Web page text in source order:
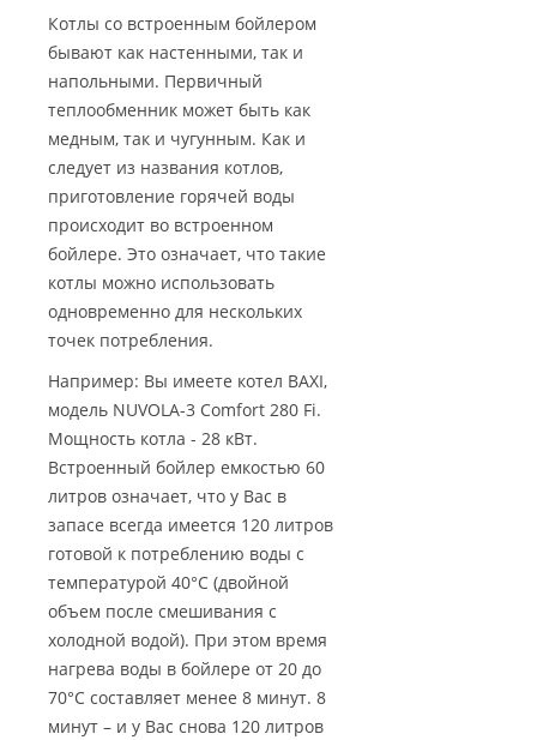
Котлы со встроенным бойлером
бывают как настенными, так и
напольными. Первичный
теплообменник может быть как
медным, так и чугунным. Как и
следует из названия котлов,
приготовление горячей воды
происходит во встроенном
бойлере. Это означает, что такие
котлы можно использовать
одновременно для нескольких
точек потребления.
Например: Вы имеете котел BAXI,
модель NUVOLA-3 Comfort 280 Fi.
Мощность котла - 28 кВт.
Встроенный бойлер емкостью 60
литров означает, что у Вас в
запасе всегда имеется 120 литров
готовой к потреблению воды с
температурой 40°С (двойной
объем после смешивания с
холодной водой). При этом время
нагрева воды в бойлере от 20 до
70°С составляет менее 8 минут. 8
минут – и у Вас снова 120 литров